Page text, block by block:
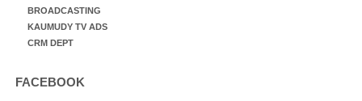
BROADCASTING
KAUMUDY TV ADS
CRM DEPT
FACEBOOK